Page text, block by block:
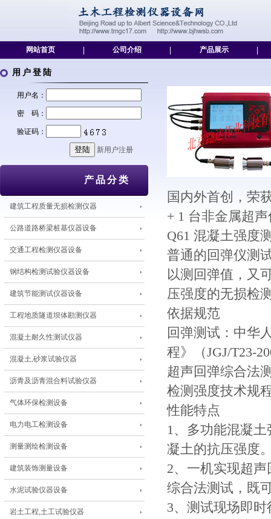
网站首页 公司介绍 产品展示
用户登陆
用户名：
密 码：
验证码：
新用户注册
产品分类
建筑工程质量无损检测仪器
公路道路桥梁桩基仪器设备
交通工程检测仪器设备
钢结构检测试验仪器设备
建筑节能测试仪器设备
工程地质隧道坝体勘测仪器
混凝土耐久性测试仪器
混凝土,砂浆试验仪器
沥青及沥青混合料试验仪器
气体环保检测设备
电力电工检测设备
测量测绘检测设备
建筑装饰测量设备
水泥试验仪器设备
岩土工程,土工试验仪器
国内外首创，荣
+ 1 台非金属超
Q61 混凝土强度
普通的回弹仪测
以测回弹值，又
压强度的无损检
依据规范
回弹测试：中华
程》（JGJ/T23-
超声回弹综合法
检测强度技术规
性能特点
1、多功能混凝
凝土的抗压强度
2、一机实现超
综合法测试，既
3、测试现场即